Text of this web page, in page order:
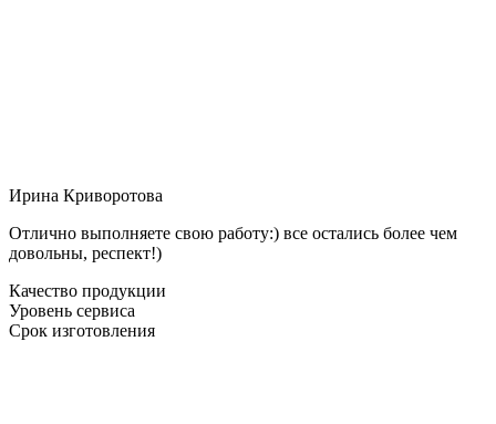
Ирина Криворотова
Отлично выполняете свою работу:) все остались более чем
довольны, респект!)
Качество продукции
Уровень сервиса
Срок изготовления